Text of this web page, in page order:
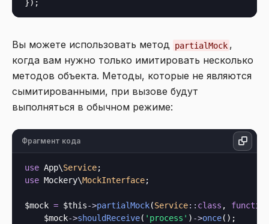
Вы можете использовать метод partialMock ,
когда вам нужно только имитировать несколько
методов объекта. Методы, которые не являются
сымитированными, при вызове будут
выполняться в обычном режиме:
Фрагмент кода
use App\Service
use Mockery\MockInterface;
$mock = $this->partialMock(Service:: class , function
    $mock
->shouldReceive( 'process' ) ->once();